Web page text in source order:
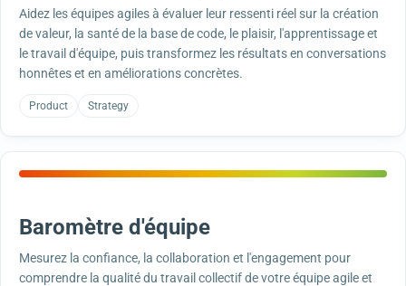
Aidez les équipes agiles à évaluer leur ressenti réel sur la création
de valeur, la santé de la base de code, le plaisir, l'apprentissage et
le travail d'équipe, puis transformez les résultats en conversations
honnêtes et en améliorations concrètes.
Product Strategy
Baromètre d'équipe
Mesurez la confiance, la collaboration et l'engagement pour
comprendre la qualité du travail collectif de votre équipe agile et